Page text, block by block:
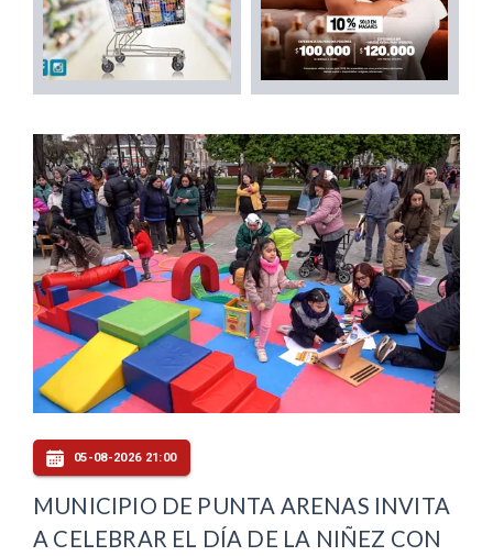
05-08-2026 21:00
MUNICIPIO DE PUNTA ARENAS INVITA
A CELEBRAR EL DÍA DE LA NIÑEZ CON